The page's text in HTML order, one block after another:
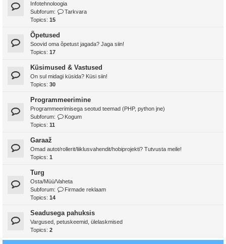
Infotehnoloogia
Subforum:
Tarkvara
Topics: 15
Õpetused
Soovid oma õpetust jagada? Jaga siin!
Topics: 17
Küsimused & Vastused
On sul midagi küsida? Küsi siin!
Topics: 30
Programmeerimine
Programmeerimisega seotud teemad (PHP, python jne)
Subforum:
Kogum
Topics: 11
Garaaž
Omad autot/rollerit/liiklusvahendit/hobiprojekti? Tutvusta meile!
Topics: 1
Turg
Osta/Müü/Vaheta
Subforum:
Firmade reklaam
Topics: 14
Seadusega pahuksis
Vargused, petuskeemid, ülelaskmised
Topics: 2